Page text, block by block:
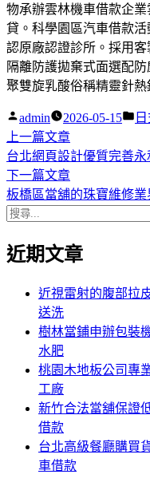
物承辦雲林機車借款企
貸。科學園區汽車借款
認原廠認證診所。採用
隔離防護拋棄式面選配
聚雙旋乳酸俗稱精靈針
作
者:
admin 2026-05-15
分
文
章
導
覽
上一篇文章下
一
篇
文
台北網頁設計優質完善
下一篇文章下
一
章:
板橋區當舖的珠寶維修
搜
關
近期文章
近視雷射的腹部拉
送洗
樹林當鋪申辦包裝
水肥
桃園木地板公司專
工廠
新竹合法當舖保證
借款
台北高級餐廳購買
車借款